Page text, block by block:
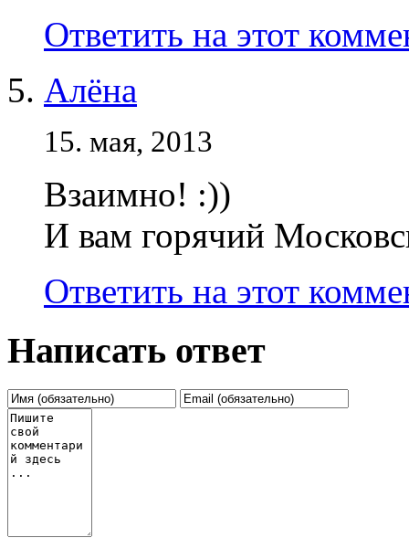
Ответить на этот
Алёна
15. мая, 2013
Взаимно! :))
И вам горячий
Ответить на этот
Написать ответ